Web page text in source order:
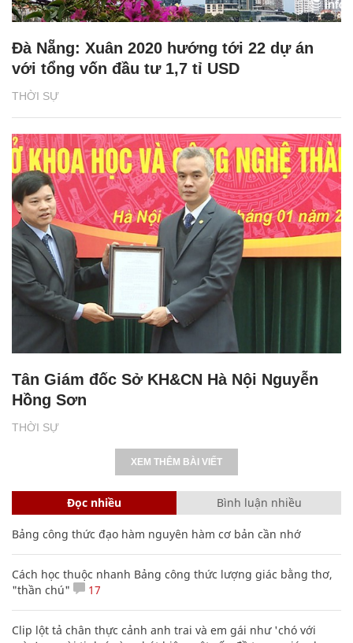
THỜI SỰ
Đà Nẵng: Xuân 2020 hướng tới 22 dự án
với tổng vốn đầu tư 1,7 tỉ USD
THỜI SỰ
Tân Giám đốc Sở KH&CN Hà Nội Nguyễn
Hồng Sơn
XEM THÊM BÀI VIẾT
Đọc nhiều Bình luận nhiều
Bảng công thức đạo hàm nguyên hàm cơ bản cần nhớ
Cách học thuộc nhanh Bảng công thức lượng giác bằng thơ,
"thần chú"
17
Clip lột tả chân thực cảnh anh trai và em gái như 'chó với